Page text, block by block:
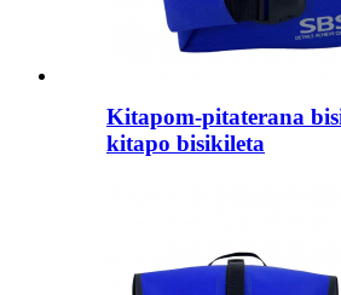
Kitapom-pitaterana
kitapo bisikileta